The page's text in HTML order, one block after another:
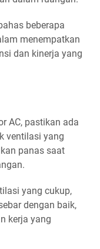
beberapa
menempatkan
dan kinerja yang
AC, pastikan ada
ventilasi yang
panas saat
yang cukup,
dengan baik,
kerja yang